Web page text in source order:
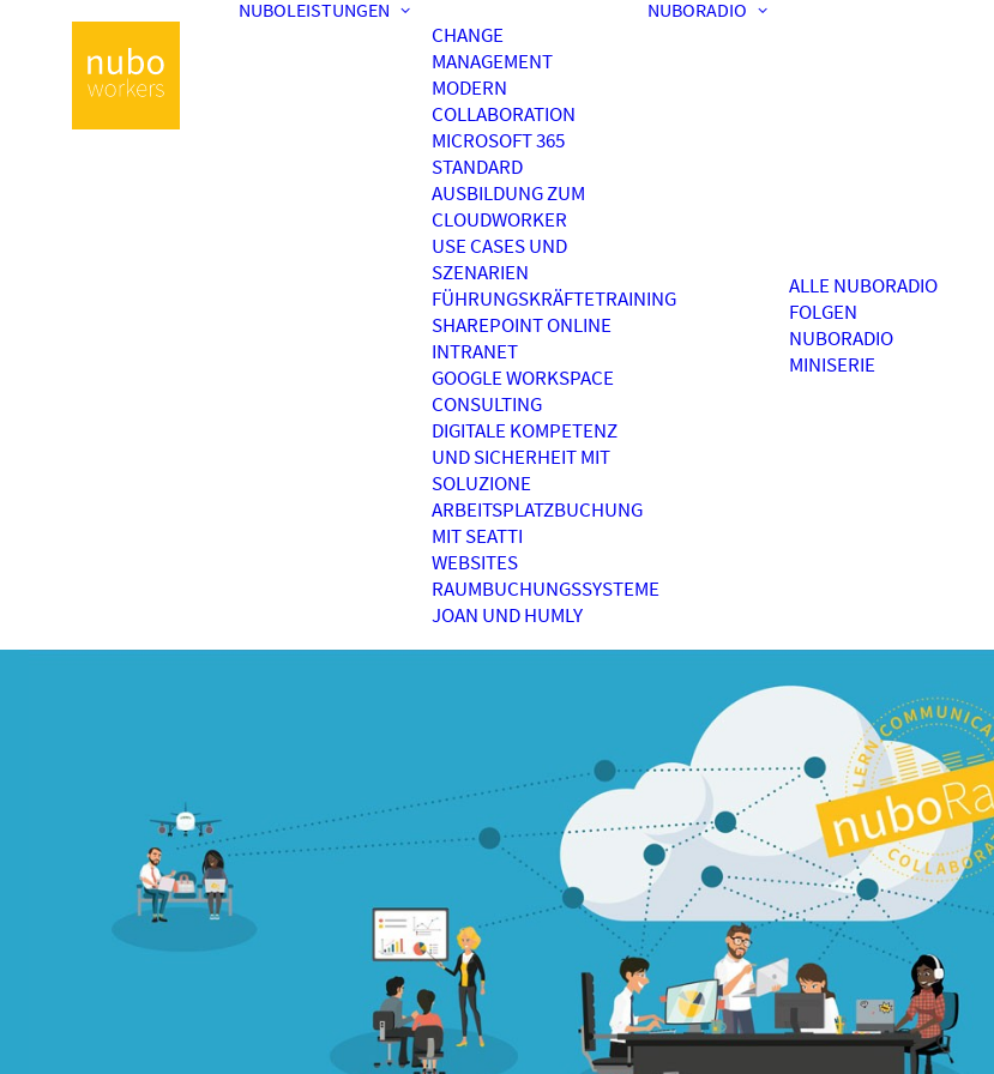
NUBOLEISTUNGEN
CHANGE
MANAGEMENT
MODERN
COLLABORATION
MICROSOFT 365
STANDARD
AUSBILDUNG ZUM
CLOUDWORKER
USE CASES UND
SZENARIEN
FÜHRUNGSKRÄFTETRAINING
SHAREPOINT ONLINE
INTRANET
GOOGLE WORKSPACE
CONSULTING
DIGITALE KOMPETENZ
UND SICHERHEIT MIT
SOLUZIONE
ARBEITSPLATZBUCHUNG
MIT SEATTI
WEBSITES
RAUMBUCHUNGSSYSTEME
JOAN UND HUMLY
NUBORADIO
ALLE NUBORADIO
FOLGEN
NUBORADIO
MINISERIE